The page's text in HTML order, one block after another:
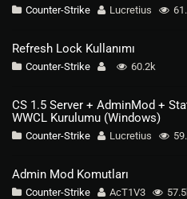
Counter-Strike Lucretius
Refresh Lock Kullanımı
Counter-Strike 60.2k
CS 1.5 Server + AdminMod +
WWCL Kurulumu (Windows)
Counter-Strike Lucretius
Admin Mod Komutları
Counter-Strike AcT1V3